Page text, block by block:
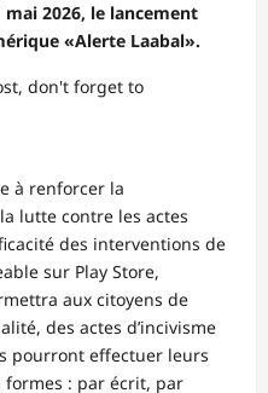
mai 2026, le lancement
«Alerte Laabal».
don't forget to
à renforcer la
lutte contre les actes
des interventions de
sur Play Store,
aux citoyens de
des actes d’incivisme
pourront effectuer leurs
: par écrit, par